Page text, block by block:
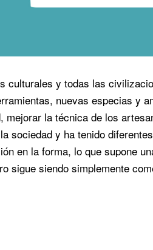
culturales y todas las
nuevas especias y
mejorar la técnica de los
sociedad y ha tenido
en la forma, lo que supone
sigue siendo simplemente